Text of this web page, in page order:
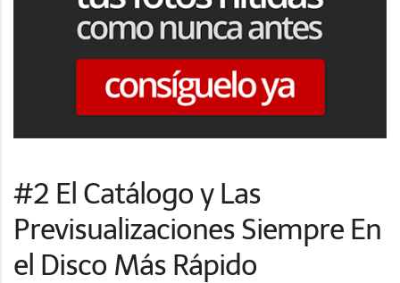
#2 El Catálogo y Las
Previsualizaciones Siempre En
el Disco Más Rápido